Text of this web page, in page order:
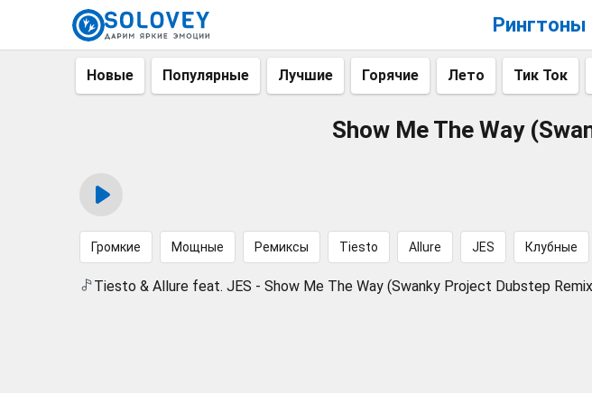
Рингтоны
Новые Популярные Лучшие Горячие Лето Тик Ток
Show Me The Way
Громкие Мощные Ремиксы Tiesto Allure JES Клубные
Tiesto & Allure feat. JES - Show Me The Way (Swanky Project Dubstep